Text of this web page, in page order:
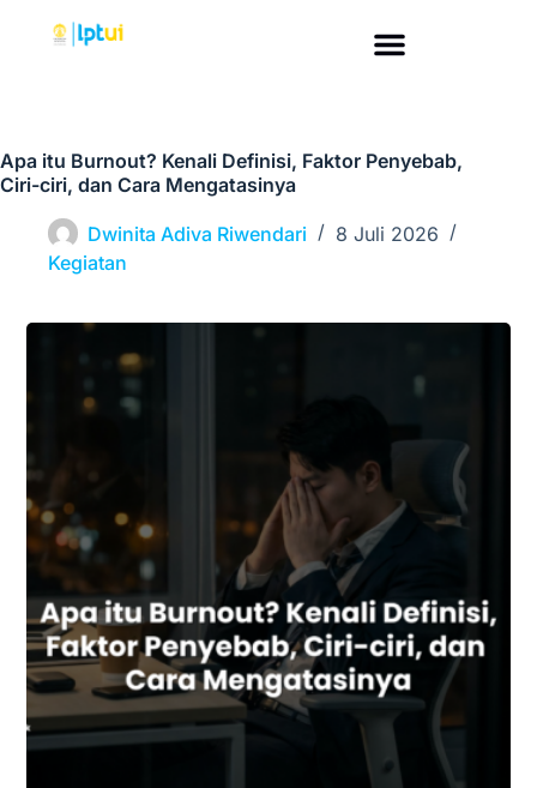
Apa itu Burnout? Kenali Definisi, Faktor Penyebab,
Ciri-ciri, dan Cara Mengatasinya
Dwinita Adiva Riwendari
8 Juli 2026
Kegiatan